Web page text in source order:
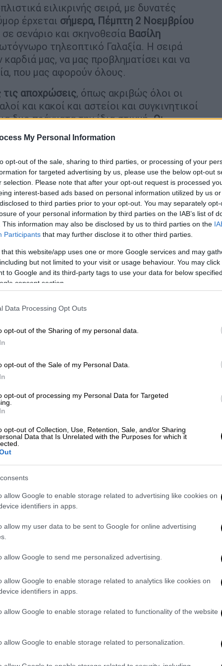
My Personal Information
opt-out of the sale, sharing to third parties, or processing of your
for targeted advertising by us, please use the below opt-out
selection. Please note that after your opt-out request is processed
interest-based ads based on personal information utilized by us
to third parties prior to your opt-out. You may separately
of your personal information by third parties on the IAB’s list of
This information may also be disclosed by us to third parties on the
Participants that may further disclose it to other third parties.
that this website/app uses one or more Google services and may
but not limited to your visit or usage behaviour. You may
to Google and its third-party tags to use your data for below
consent section.
Data Processing Opt Outs
opt-out of the Sharing of my personal data.
opt-out of the Sale of my Personal Data.
opt-out of processing my Personal Data for Targeted
opt-out of Collection, Use, Retention, Sale, and/or Sharing
Data that Is Unrelated with the Purposes for which it
allow Google to enable storage related to advertising like cookies on
identifiers in apps.
allow my user data to be sent to Google for online advertising
allow Google to send me personalized advertising.
allow Google to enable storage related to analytics like cookies on
identifiers in apps.
allow Google to enable storage related to functionality of the website
allow Google to enable storage related to personalization.
ειλικρινής σειρά, με δυνατές
έρχεται σήμερα, Πέμπτη 2 Νοεμβρίου
σε σενάριο και σκηνοθεσία Βασίλη
τηλεοπτικό Γαλαξία. Η σειρά
καρδιά μας, να μας προβληματίσει και να
που μας αφορούν όλους.
τις αποχρώσεις, όπως ακριβώς όλοι οι
και κακοί και αστείοι και συγκινητικοί
δυο πράγματα την ίδια στιγμή.Οι
και πολυδιάστατοι
που πατάει πολύ γερά στα πόδια της.
αλλά έχουν το βλέμμα στον
παρηγοριά ο καθένας: τα σύννεφα, το
Κεκάτου κοιτά τολμηρά το σήμερα
ρίσκο» λέει ο σκηνοθέτης
γιατί η δική μου
είναι η πρωταγωνίστρια του
μικρός ήμουν θηλυπρεπής,
- Ποιος είναι ο
ιστορίες που προβάλλονται φέτος
Way» θίγει σοβαρά κοινωνικά θέματα
η επίδραση της θρησκείας, η
το σεξ ανηλίκων, η χρήση
ν' αντιμετωπίσουμε τους φόβους
την αλήθεια και να εξετάσουμε τον
τις πτυχές μας που δεν μας
τους ανθρώπους που έχουμε απέναντί
μια πλούσια σειρά γεγονότων που αφορά
συνολικά, προκαλώντας ενδιαφέρουσες